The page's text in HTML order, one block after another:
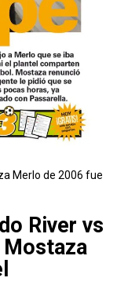
Merlo de 2006 fue
River vs
Mostaza